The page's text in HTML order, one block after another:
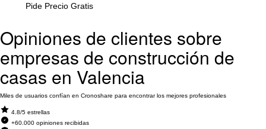
Pide Precio Gratis
Opiniones de clientes sobre
empresas de construcción de
casas en Valencia
Miles de usuarios confían en Cronoshare para encontrar los mejores profesionales
4.8/5 estrellas
+60.000 opiniones recibidas